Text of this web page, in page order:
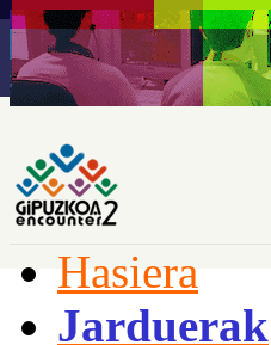
Hasiera
Jarduerak